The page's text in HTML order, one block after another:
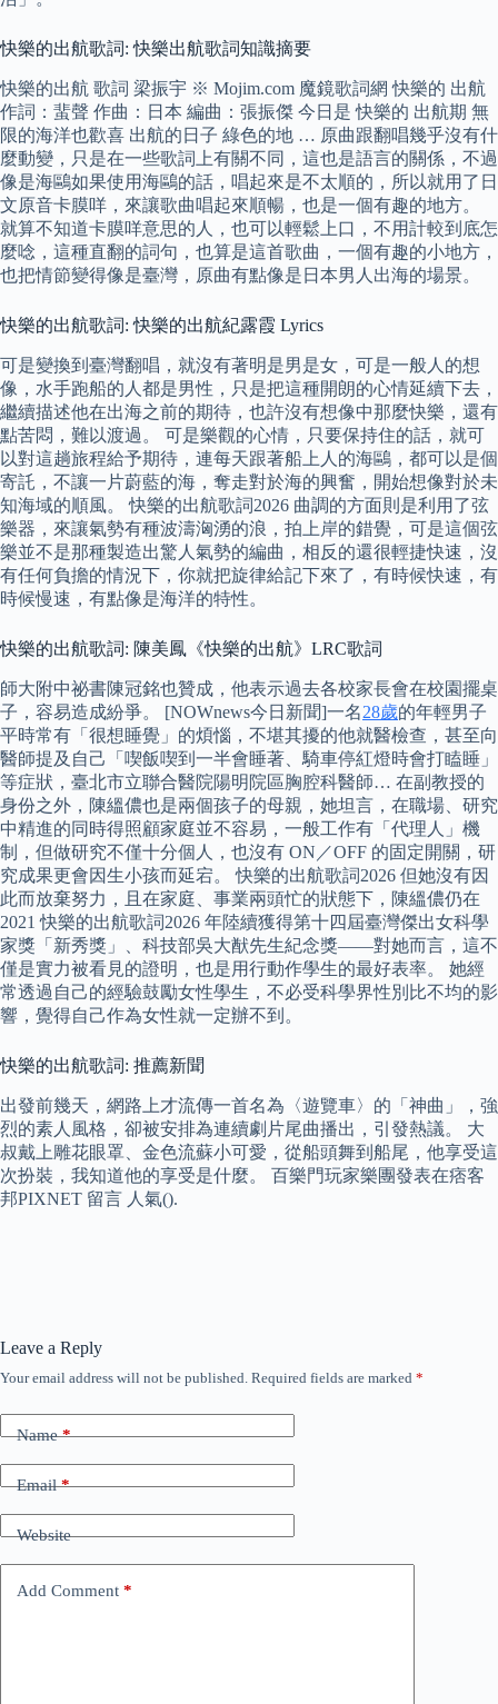
快樂的出航歌詞: 快樂出航歌詞知識摘要
快樂的出航 歌詞 梁振宇 ※ Mojim.com 魔鏡歌詞網 快樂的 出航
作詞：蜚聲 作曲：日本 編曲：張振傑 今日是 快樂的 出航期 無
限的海洋也歡喜 出航的日子 綠色的地 … 原曲跟翻唱幾乎沒有什
麼動變，只是在一些歌詞上有關不同，這也是語言的關係，不過
像是海鷗如果使用海鷗的話，唱起來是不太順的，所以就用了日
文原音卡膜咩，來讓歌曲唱起來順暢，也是一個有趣的地方。
就算不知道卡膜咩意思的人，也可以輕鬆上口，不用計較到底怎
麼唸，這種直翻的詞句，也算是這首歌曲，一個有趣的小地方，
也把情節變得像是臺灣，原曲有點像是日本男人出海的場景。
快樂的出航歌詞: 快樂的出航紀露霞 Lyrics
可是變換到臺灣翻唱，就沒有著明是男是女，可是一般人的想
像，水手跑船的人都是男性，只是把這種開朗的心情延續下去，
繼續描述他在出海之前的期待，也許沒有想像中那麼快樂，還有
點苦悶，難以渡過。 可是樂觀的心情，只要保持住的話，就可
以對這趟旅程給予期待，連每天跟著船上人的海鷗，都可以是個
寄託，不讓一片蔚藍的海，奪走對於海的興奮，開始想像對於未
知海域的順風。 快樂的出航歌詞2026 曲調的方面則是利用了弦
樂器，來讓氣勢有種波濤洶湧的浪，拍上岸的錯覺，可是這個弦
樂並不是那種製造出驚人氣勢的編曲，相反的還很輕捷快速，沒
有任何負擔的情況下，你就把旋律給記下來了，有時候快速，有
時候慢速，有點像是海洋的特性。
快樂的出航歌詞: 陳美鳳《快樂的出航》LRC歌詞
師大附中祕書陳冠銘也贊成，他表示過去各校家長會在校園擺桌
子，容易造成紛爭。 [NOWnews今日新聞]一名28歲的年輕男子
平時常有「很想睡覺」的煩惱，不堪其擾的他就醫檢查，甚至向
醫師提及自己「喫飯喫到一半會睡著、騎車停紅燈時會打瞌睡」
等症狀，臺北市立聯合醫院陽明院區胸腔科醫師… 在副教授的
身份之外，陳縕儂也是兩個孩子的母親，她坦言，在職場、研究
中精進的同時得照顧家庭並不容易，一般工作有「代理人」機
制，但做研究不僅十分個人，也沒有 ON／OFF 的固定開關，研
究成果更會因生小孩而延宕。 快樂的出航歌詞2026 但她沒有因
此而放棄努力，且在家庭、事業兩頭忙的狀態下，陳縕儂仍在
2021 快樂的出航歌詞2026 年陸續獲得第十四屆臺灣傑出女科學
家獎「新秀獎」、科技部吳大猷先生紀念獎——對她而言，這不
僅是實力被看見的證明，也是用行動作學生的最好表率。 她經
常透過自己的經驗鼓勵女性學生，不必受科學界性別比不均的影
響，覺得自己作為女性就一定辦不到。
快樂的出航歌詞: 推薦新聞
出發前幾天，網路上才流傳一首名為〈遊覽車〉的「神曲」，強
烈的素人風格，卻被安排為連續劇片尾曲播出，引發熱議。 大
叔戴上雕花眼罩、金色流蘇小可愛，從船頭舞到船尾，他享受這
次扮裝，我知道他的享受是什麼。 百樂門玩家樂團發表在痞客
邦PIXNET 留言 人氣().
Leave a Reply
Your email address will not be published. Required fields are marked *
Name*
Email*
Website
Add Comment *